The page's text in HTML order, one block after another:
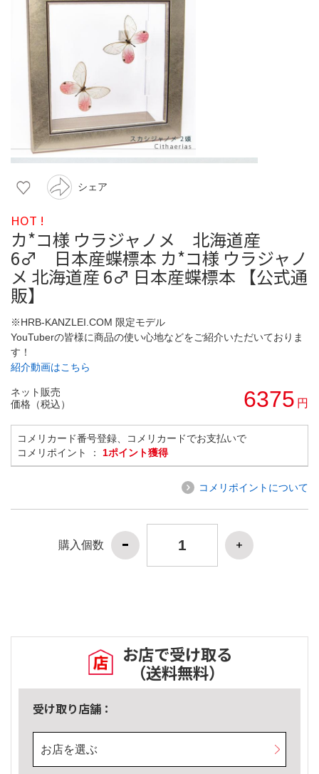
シェア
HOT !
カ*コ様 ウラジャノメ 北海道産
6♂ 日本産蝶標本 カ*コ様 ウラジャノ
メ 北海道産 6♂ 日本産蝶標本 【公式通
販】
※HRB-KANZLEI.COM 限定モデル
YouTuberの皆様に商品の使い心地などをご紹介いただいておりま
す！
紹介動画はこちら
ネット販売
価格（税込）
6375 円
コメリカード番号登録、コメリカードでお支払いで
コメリポイント ： 1ポイント獲得
コメリポイントについて
購入個数
お店で受け取る
（送料無料）
受け取り店舗：
お店を選ぶ